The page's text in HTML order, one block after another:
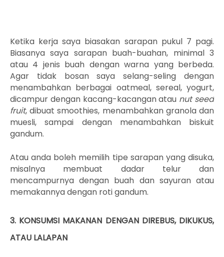
Ketika kerja saya biasakan sarapan pukul 7 pagi.
Biasanya saya sarapan buah-buahan, minimal 3
atau 4 jenis buah dengan warna yang berbeda.
Agar tidak bosan saya selang-seling dengan
menambahkan berbagai oatmeal, sereal, yogurt,
dicampur dengan kacang-kacangan atau nut seed
fruit, dibuat smoothies, menambahkan granola dan
muesli, sampai dengan menambahkan biskuit
gandum.
Atau anda boleh memilih tipe sarapan yang disuka,
misalnya membuat dadar telur dan
mencampurnya dengan buah dan sayuran atau
memakannya dengan roti gandum.
3. KONSUMSI MAKANAN DENGAN DIREBUS, DIKUKUS,
ATAU LALAPAN